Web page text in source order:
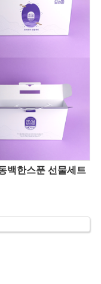
백한스푼 선물세트